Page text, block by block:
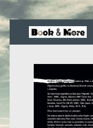
Knjige
Recenzije